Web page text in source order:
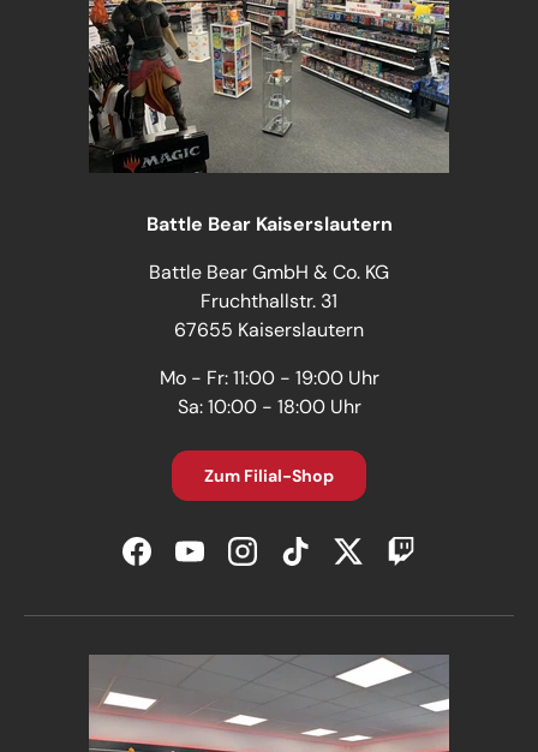
Battle Bear Kaiserslautern
Battle Bear GmbH & Co. KG
Fruchthallstr. 31
67655 Kaiserslautern
Mo - Fr: 11:00 - 19:00 Uhr
Sa: 10:00 - 18:00 Uhr
Zum Filial-Shop
FacebookYouTubeInstagramTikTokTwitterTwitch